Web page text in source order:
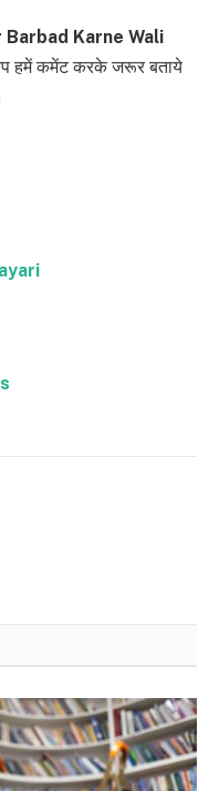
Barbad Karne Wali
हमें कमेंट करके जरूर बताये